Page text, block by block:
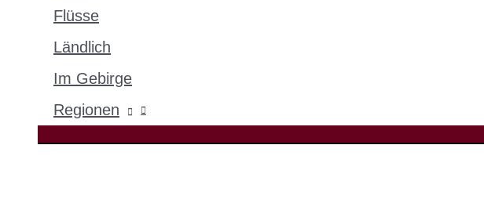
Flüsse
Ländlich
Im Gebirge
Regionen